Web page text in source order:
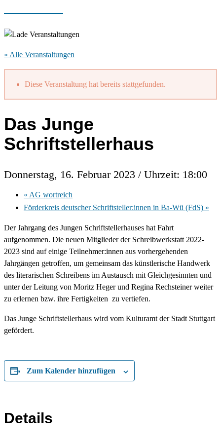
« Alle Veranstaltungen
Diese Veranstaltung hat bereits stattgefunden.
Das Junge
Schriftstellerhaus
Donnerstag, 16. Februar 2023 / Uhrzeit: 18:00
« AG wortreich
Förderkreis deutscher Schriftsteller:innen in Ba-Wü (FdS) »
Der Jahrgang des Jungen Schriftstellerhauses hat Fahrt
aufgenommen. Die neuen Mitglieder der Schreibwerkstatt 2022-
2023 sind auf einige Teilnehmer:innen aus vorhergehenden
Jahrgängen getroffen, um gemeinsam das künstlerische Handwerk
des literarischen Schreibens im Austausch mit Gleichgesinnten und
unter der Leitung von Moritz Heger und Regina Rechsteiner weiter
zu erlernen bzw. ihre Fertigkeiten zu vertiefen.
Das Junge Schriftstellerhaus wird vom Kulturamt der Stadt Stuttgart
gefördert.
Zum Kalender hinzufügen
Details